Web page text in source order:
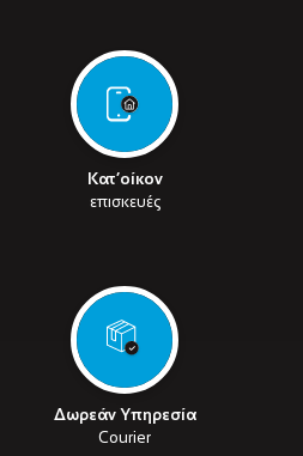
Κατ’οίκον
επισκευές
Δωρεάν Υπηρεσία
Courier